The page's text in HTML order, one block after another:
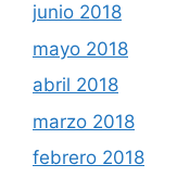
junio 2018
mayo 2018
abril 2018
marzo 2018
febrero 2018